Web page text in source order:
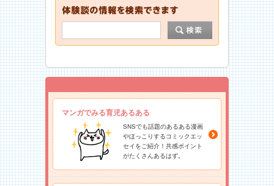
マンガでみる育児あるある
SNSでも話題のあるある漫画
やほっこりするコミックエッ
セイをご紹介！共感ポイント
がたくさんあるはず。